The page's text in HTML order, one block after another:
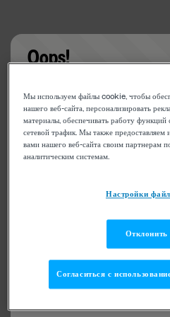
Oops!
Something went wrong.
app
Мы используем файлы cookie, чтобы
нашего веб-сайта, персонализировать
материалы, обеспечивать работу функций
сетевой трафик. Мы также
вами нашего веб-сайта своим партнерам
аналитическим системам.
Настройки
Отклонить
Согласиться с